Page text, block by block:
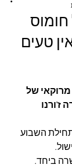
טעים
של
ז'ורנו
השבוע